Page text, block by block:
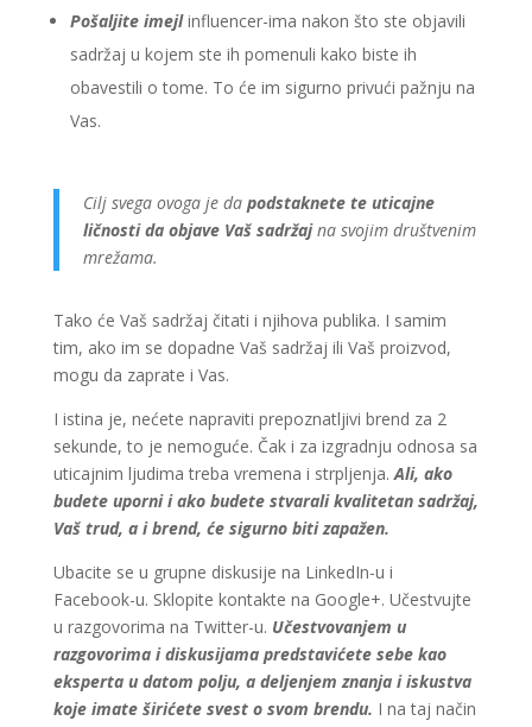
Pošaljite imejlinfluencer-ima nakon što ste objavili
sadržaj u kojem ste ih pomenuli kako biste ih
obavestili o tome. To će im sigurno privući pažnju na
Vas.
Cilj svega ovoga je da podstaknete te uticajne
ličnosti da objave Vaš sadržajna svojim društvenim
mrežama.
Tako će Vaš sadržaj čitati i njihova publika. I samim
tim, ako im se dopadne Vaš sadržaj ili Vaš proizvod,
mogu da zaprate i Vas.
I istina je, nećete napraviti prepoznatljivi brend za 2
sekunde, to je nemoguće. Čak i za izgradnju odnosa sa
uticajnim ljudima treba vremena i strpljenja. Ali, ako
budete uporni i ako budete stvarali kvalitetan sadržaj,
Vaš trud, a i brend, će sigurno biti zapažen.
Ubacite se u grupne diskusije na LinkedIn-u i
Facebook-u. Sklopite kontakte na Google+. Učestvujte
u razgovorima na Twitter-u. Učestvovanjem u
razgovorima i diskusijama predstavićete sebe kao
eksperta u datom polju, a deljenjem znanja i iskustva
koje imate širićete svest o svom brendu. I na taj način